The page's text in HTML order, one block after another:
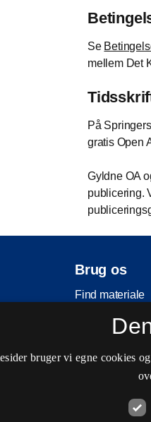
Se
mellem Det
På
gratis Open
Gyldne OA
publicering.
Brug os
Find materiale
Lån og
For biblioteker
bruger vi egne cookies